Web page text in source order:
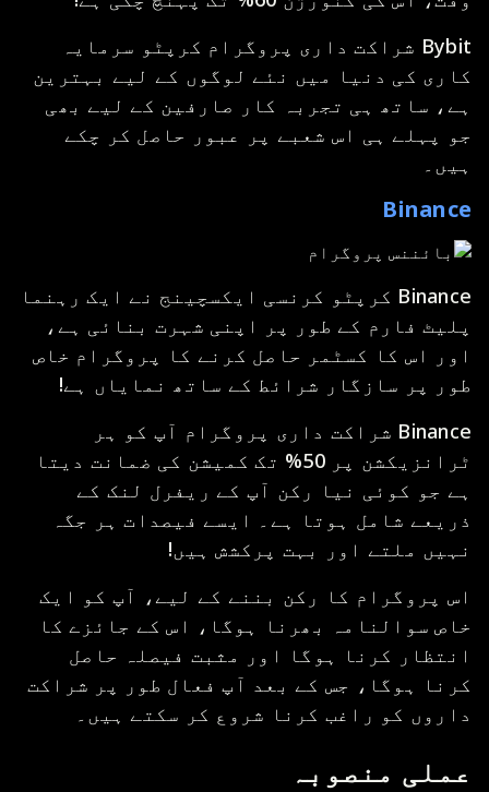
Bybit شراکت داری پروگرام کرپٹو سرمایہ
کاری کی دنیا میں نئے لوگوں کے لیے بہترین
ہے، ساتھ ہی تجربہ کار صارفین کے لیے بھی
جو پہلے ہی اس شعبے پر عبور حاصل کر چکے
ہیں۔
Binance
Binance کرپٹو کرنسی ایکسچینج نے ایک رہنما
پلیٹ فارم کے طور پر اپنی شہرت بنائی ہے،
اور اس کا کسٹمر حاصل کرنے کا پروگرام خاص
طور پر سازگار شرائط کے ساتھ نمایاں ہے!
Binance شراکت داری پروگرام آپ کو ہر
ٹرانزیکشن پر 50% تک کمیشن کی ضمانت دیتا
ہے جو کوئی نیا رکن آپ کے ریفرل لنک کے
ذریعے شامل ہوتا ہے۔ ایسے فیصدات ہر جگہ
نہیں ملتے اور بہت پرکشش ہیں!
اس پروگرام کا رکن بننے کے لیے، آپ کو ایک
خاص سوالنامہ بھرنا ہوگا، اس کے جائزے کا
انتظار کرنا ہوگا اور مثبت فیصلہ حاصل
کرنا ہوگا، جس کے بعد آپ فعال طور پر شراکت
داروں کو راغب کرنا شروع کر سکتے ہیں۔
عملی منصوبہ